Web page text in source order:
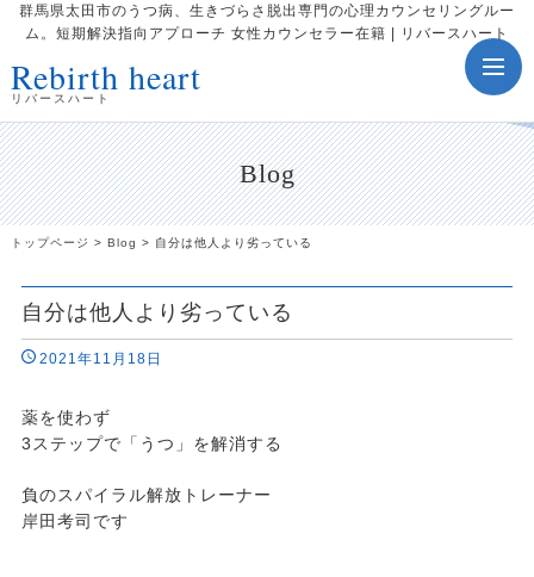
群馬県太田市のうつ病、生きづらさ脱出専門の心理カウンセリングルー
ム。短期解決指向アプローチ 女性カウンセラー在籍 | リバースハート
Rebirth heart
リバースハート
Blog
トップページ > Blog > 自分は他人より劣っている
自分は他人より劣っている
2021年11月18日
薬を使わず
3ステップで「うつ」を解消する
負のスパイラル解放トレーナー
岸田考司です
toggle